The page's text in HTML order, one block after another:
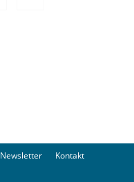
Newsletter Kontakt